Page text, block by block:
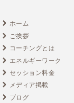
ホーム
ご挨拶
コーチングとは
エネルギーワーク
セッション料金
メディア掲載
ブログ